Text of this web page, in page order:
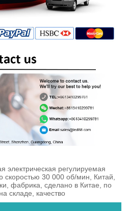
электрическая регулируемая
скоростью 30 000 об/мин, Китай,
фабрика, сделано в Китае, по
складе, качество